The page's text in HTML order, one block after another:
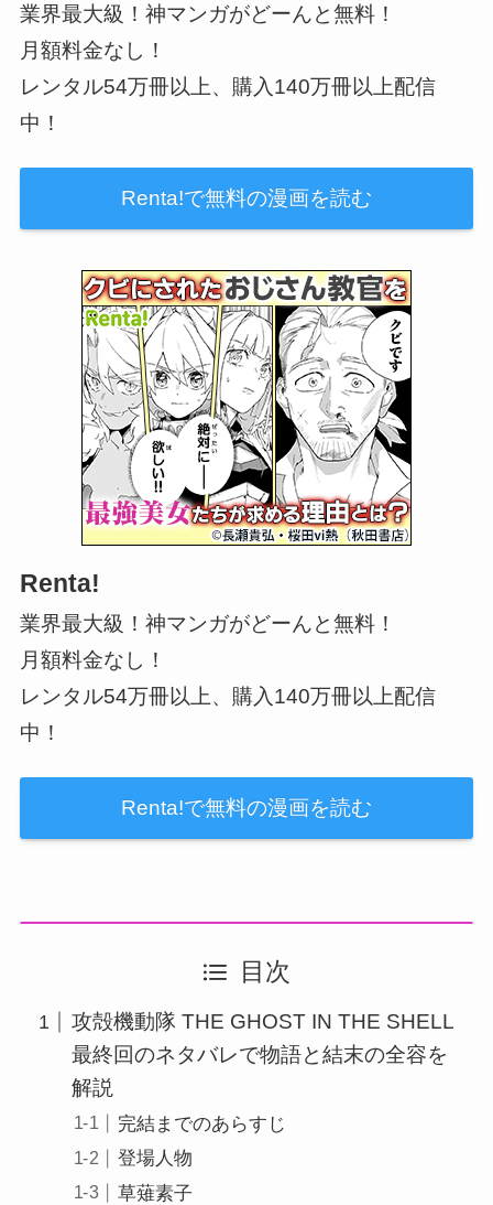
業界最大級！神マンガがどーんと無料！
月額料金なし！
レンタル54万冊以上、購入140万冊以上配信
中！
Renta!で無料の漫画を読む
Renta!
業界最大級！神マンガがどーんと無料！
月額料金なし！
レンタル54万冊以上、購入140万冊以上配信
中！
Renta!で無料の漫画を読む
目次
攻殻機動隊 THE GHOST IN THE SHELL
最終回のネタバレで物語と結末の全容を
解説
完結までのあらすじ
登場人物
草薙素子